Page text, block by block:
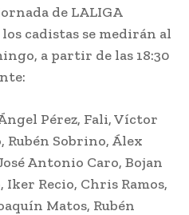
muerte del
clave del
la provincia
leído
de LALIGA
cadistas se medirán al
a partir de las 18:30
Pérez, Fali, Víctor
Rubén Sobrino, Álex
Antonio Caro, Bojan
Recio, Chris Ramos,
Matos, Rubén